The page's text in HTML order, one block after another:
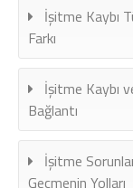
İşitme Kaybı
Farkı
İşitme Kaybı
Bağlantı
İşitme
Geçmenin Yolları